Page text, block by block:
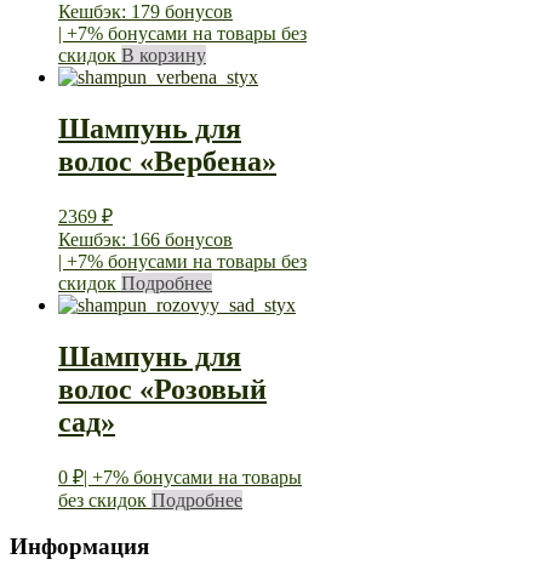
Кешбэк: 179 бонусов
| +7% бонусами на товары без
скидок В корзину
Шампунь для
волос «Вербена»
2369 ₽
Кешбэк: 166 бонусов
| +7% бонусами на товары без
скидок Подробнее
Шампунь для
волос «Розовый
сад»
0 ₽| +7% бонусами на товары
без скидок Подробнее
Информация